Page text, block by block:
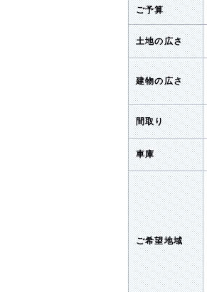
ご予算
土地の広さ
建物の広さ
間取り
車庫
ご希望地域